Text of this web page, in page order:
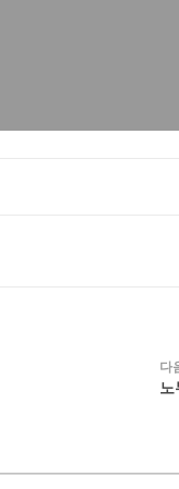
다
노